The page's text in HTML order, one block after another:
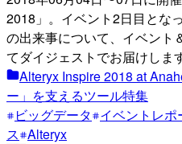
2018」。イベント2日目とな
の出来事について、イベント
てダイジェストでお届けします
Alteryx Inspire 2018 at
ー」を支えるツール特集
ビッグデータ イベントレポ
ス Alteryx